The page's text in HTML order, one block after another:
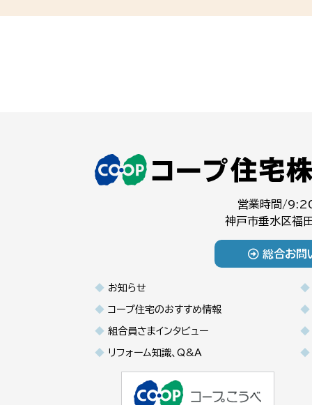
営業時間/
神戸市垂水区福
総合お問
お知らせ
コープ住宅のおすすめ情報
組合員さまインタビュー
リフォーム知識、Q&A